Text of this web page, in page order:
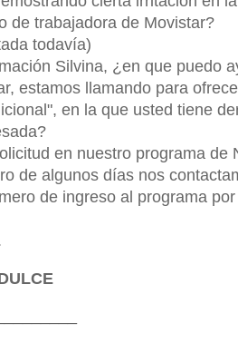
de trabajadora de Movistar?
todavía)
Silvina, ¿en que puedo
estamos llamando para
en la que usted tiene
en nuestro programa de
de algunos días nos
de ingreso al programa